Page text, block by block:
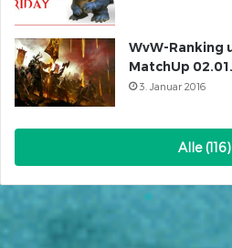
WvW-Ranking
MatchUp
3. Januar 2016
Alle (116)